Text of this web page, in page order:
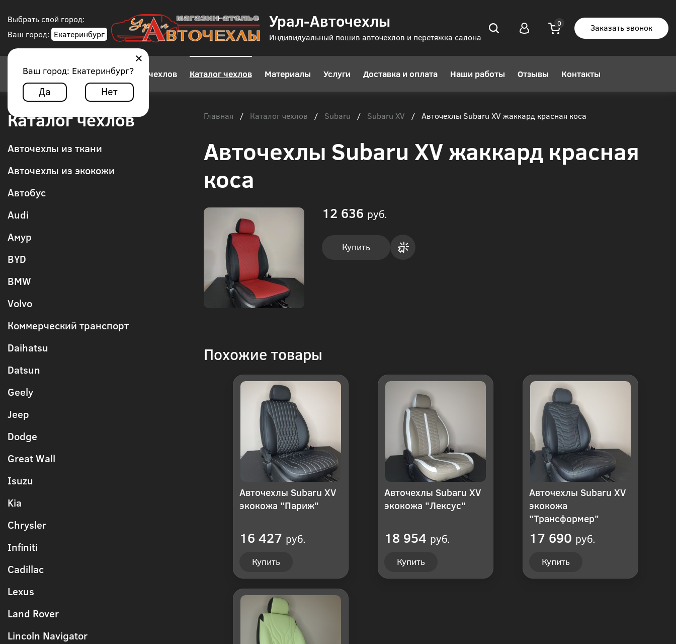
Выбрать свой город:
Ваш город: Екатеринбург
Ваш город: Екатеринбург?
Да Нет
Урал-Авточехлы
Индивидуальный пошив авточехлов и перетяжка салона
Заказать звонок
Конструктор авточехлов Каталог чехлов Материалы Услуги Доставка и оплата Наши работы Отзывы Контакты
Каталог чехлов
Авточехлы из ткани
Авточехлы из экокожи
Автобус
Audi
Амур
BYD
BMW
Volvo
Коммерческий транспорт
Daihatsu
Datsun
Geely
Jeep
Dodge
Great Wall
Isuzu
Kia
Chrysler
Infiniti
Cadillac
Lexus
Land Rover
Lincoln Navigator
Главная / Каталог чехлов / Subaru / Subaru XV / Авточехлы Subaru XV жаккард красная коса
Авточехлы Subaru XV жаккард красная
коса
12 636 руб.
Купить
Похожие товары
Авточехлы Subaru XV
экокожа "Париж"
16 427 руб.
Купить
Авточехлы Subaru XV
экокожа "Лексус"
18 954 руб.
Купить
Авточехлы Subaru XV
экокожа
"Трансформер"
17 690 руб.
Купить